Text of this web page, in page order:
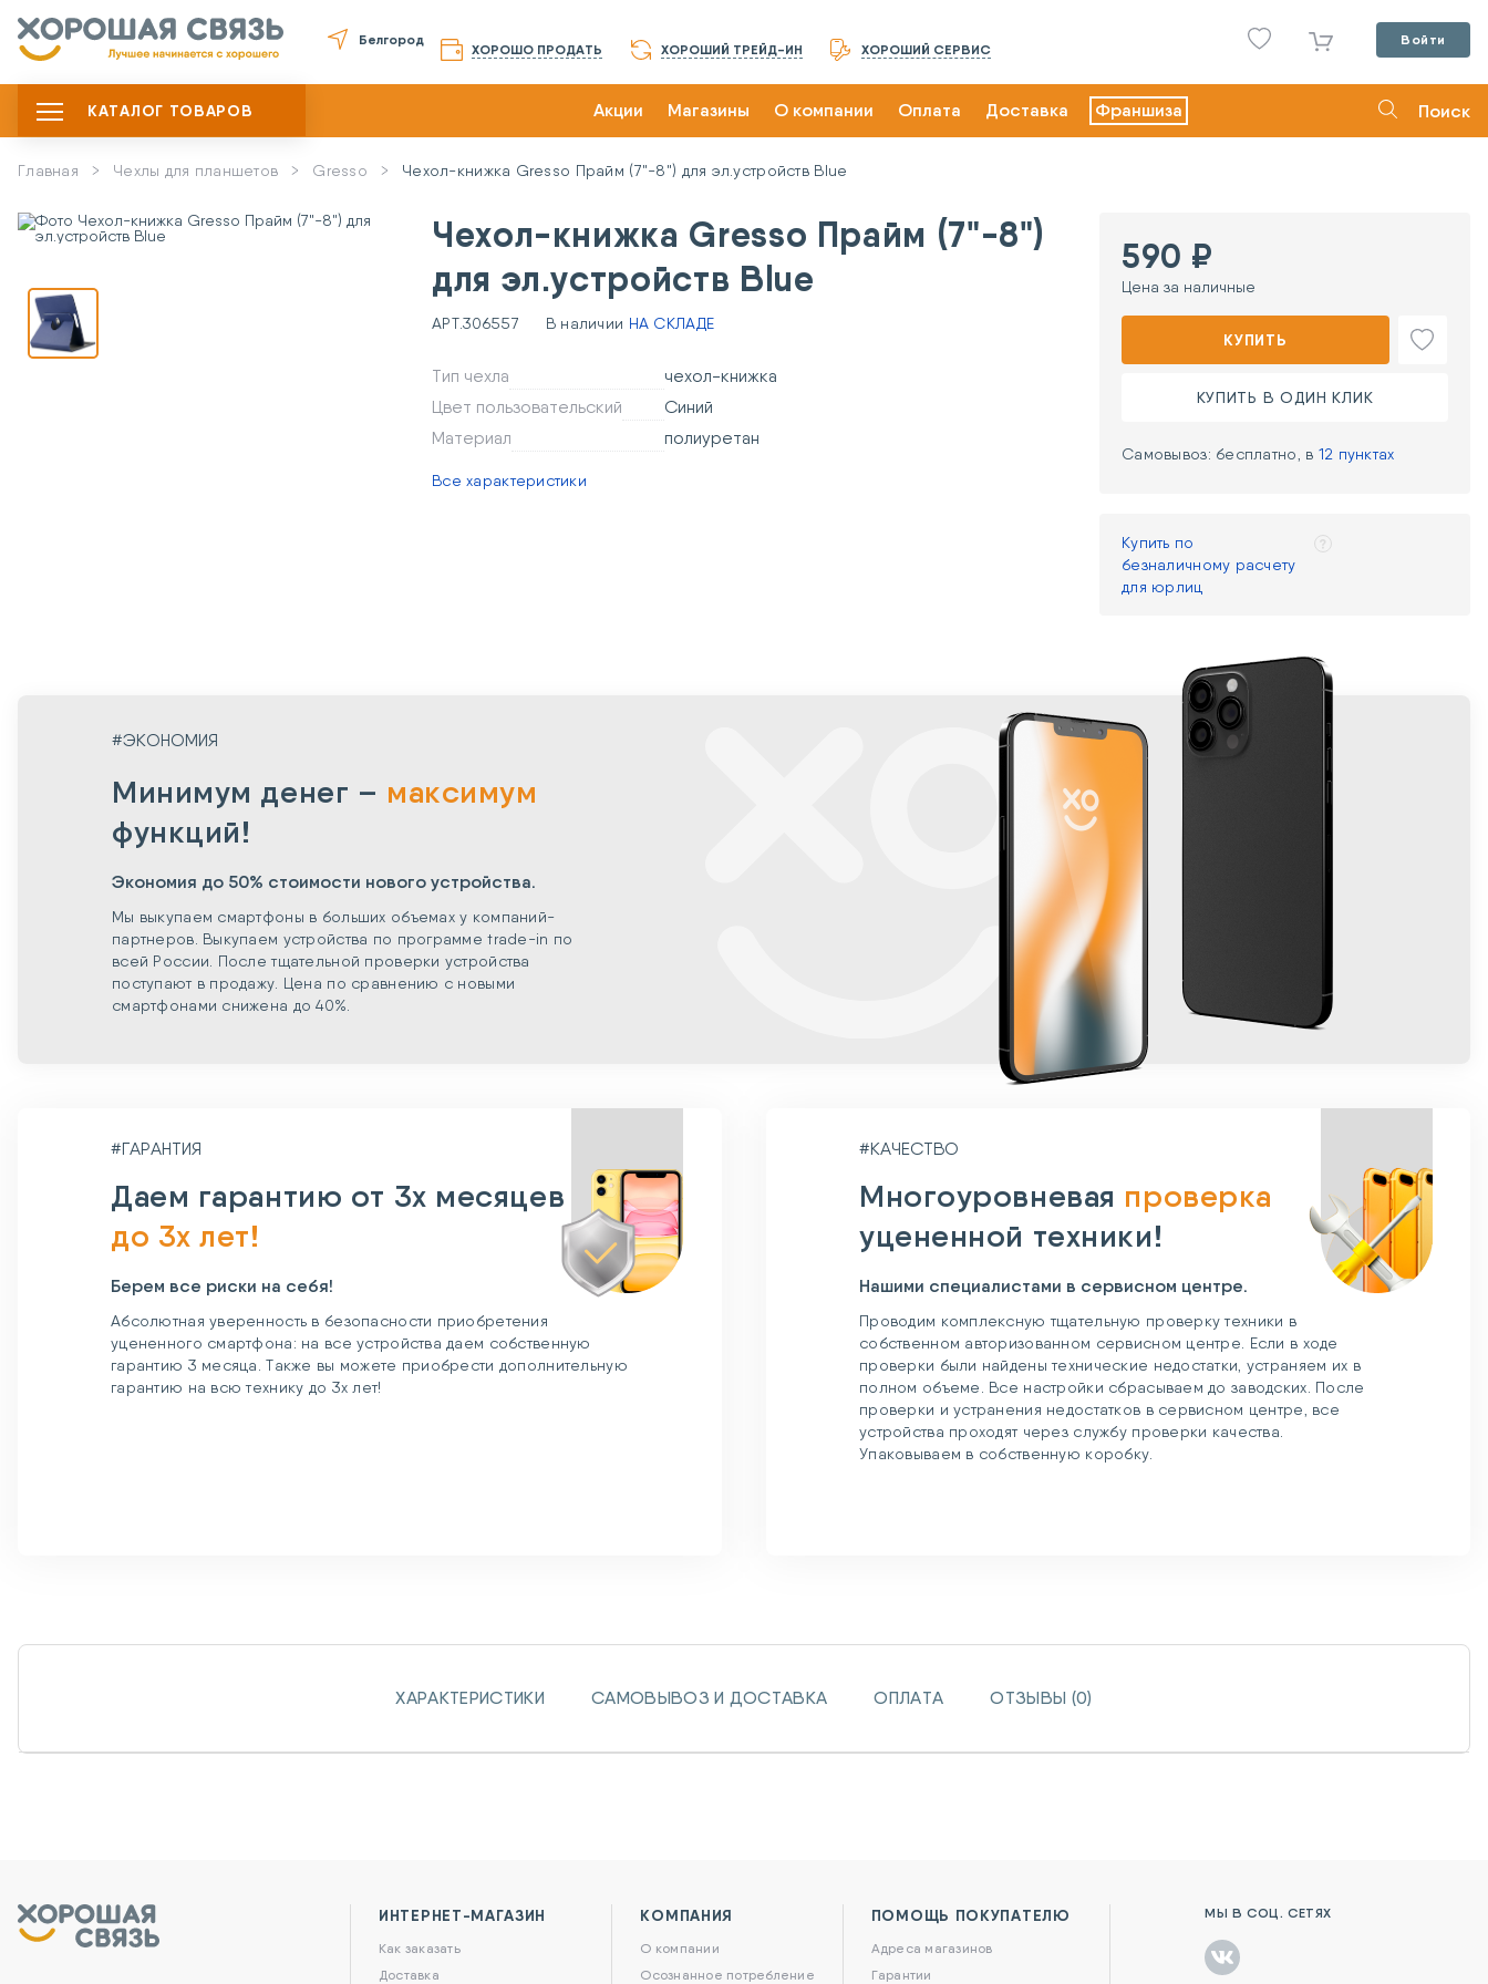
Белгород
ХОРОШО ПРОДАТЬ ХОРОШИЙ ТРЕЙД-ИН ХОРОШИЙ СЕРВИС
Войти
КАТАЛОГ ТОВАРОВ Акции Магазины О компании Оплата Доставка Франшиза Поиск
Главная Чехлы для планшетов Gresso Чехол-книжка Gresso Прайм (7"-8") для эл.устройств Blue
Чехол-книжка Gresso Прайм (7"-8")
для эл.устройств Blue
АРТ.306557 В наличии НА СКЛАДЕ
Тип чехла
чехол-книжка
Цвет пользовательский
Синий
Материал
полиуретан
Все характеристики
590 ₽
Цена за наличные
КУПИТЬ
КУПИТЬ В ОДИН КЛИК
Самовывоз: бесплатно, в 12 пунктах
Купить по
безналичному расчету
для юрлиц
#ЭКОНОМИЯ
Минимум денег – максимум
функций!
Экономия до 50% стоимости нового устройства.
Мы выкупаем смартфоны в больших объемах у компаний-
партнеров. Выкупаем устройства по программе trade-in по
всей России. После тщательной проверки устройства
поступают в продажу. Цена по сравнению с новыми
смартфонами снижена до 40%.
#ГАРАНТИЯ
Даем гарантию от 3х месяцев
до 3х лет!
Берем все риски на себя!
Абсолютная уверенность в безопасности приобретения
уцененного смартфона: на все устройства даем собственную
гарантию 3 месяца. Также вы можете приобрести дополнительную
гарантию на всю технику до 3х лет!
#КАЧЕСТВО
Многоуровневая проверка
уцененной техники!
Нашими специалистами в сервисном центре.
Проводим комплексную тщательную проверку техники в
собственном авторизованном сервисном центре. Если в ходе
проверки были найдены технические недостатки, устраняем их в
полном объеме. Все настройки сбрасываем до заводских. После
проверки и устранения недостатков в сервисном центре, все
устройства проходят через службу проверки качества.
Упаковываем в собственную коробку.
ХАРАКТЕРИСТИКИ САМОВЫВОЗ И ДОСТАВКА ОПЛАТА ОТЗЫВЫ (0)
ИНТЕРНЕТ-МАГАЗИН
Как заказать
Доставка
КОМПАНИЯ
О компании
Осознанное потребление
ПОМОЩЬ ПОКУПАТЕЛЮ
Адреса магазинов
Гарантии
МЫ В СОЦ. СЕТЯХ